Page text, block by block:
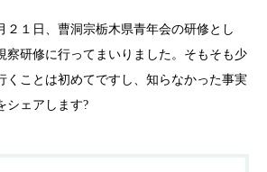
２１日、曹洞宗栃木県青年会の研修とし
察研修に行ってまいりました。そもそも少
くことは初めてですし、知らなかった事実
シェアします?